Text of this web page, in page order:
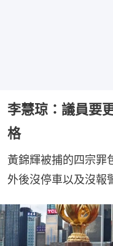
李慧琼：議員要
格
黃錦輝被捕的四宗罪
外後沒停車以及沒報